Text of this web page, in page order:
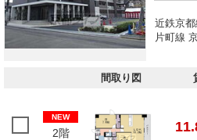
近鉄京
片町線
間取り図
NEW
2階